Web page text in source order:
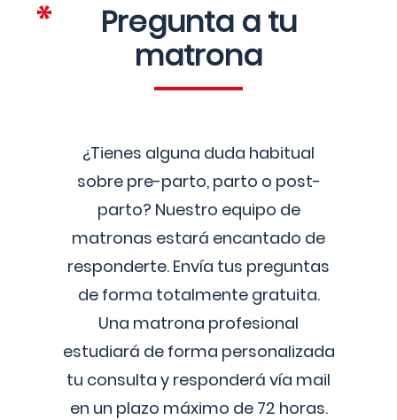
Pregunta a tu
matrona
¿Tienes alguna duda habitual
sobre pre-parto, parto o post-
parto? Nuestro equipo de
matronas estará encantado de
responderte. Envía tus preguntas
de forma totalmente gratuita.
Una matrona profesional
estudiará de forma personalizada
tu consulta y responderá vía mail
en un plazo máximo de 72 horas.